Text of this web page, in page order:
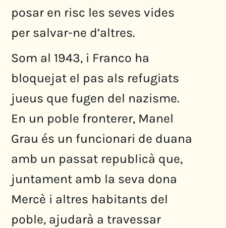
posar en risc les seves vides
per salvar-ne d’altres.
Som al 1943, i Franco ha
bloquejat el pas als refugiats
jueus que fugen del nazisme.
En un poble fronterer, Manel
Grau és un funcionari de duana
amb un passat republicà que,
juntament amb la seva dona
Mercè i altres habitants del
poble, ajudarà a travessar